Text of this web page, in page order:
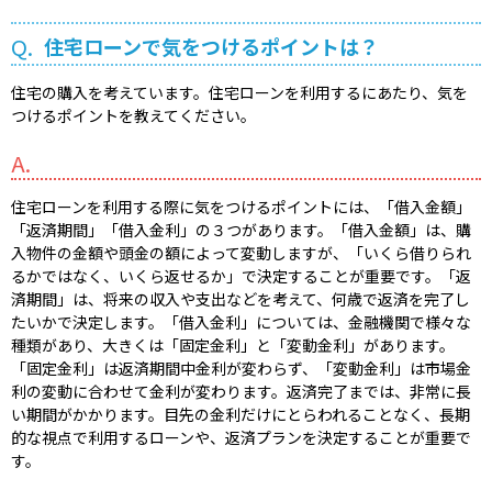
ー
ド
索
Q. 住宅ローンで気をつけるポイントは？
住宅の購入を考えています。住宅ローンを利用するにあたり、気を
つけるポイントを教えてください。
A.
住宅ローンを利用する際に気をつけるポイントには、「借入金額」
「返済期間」「借入金利」の３つがあります。「借入金額」は、購
入物件の金額や頭金の額によって変動しますが、「いくら借りられ
るかではなく、いくら返せるか」で決定することが重要です。「返
済期間」は、将来の収入や支出などを考えて、何歳で返済を完了し
たいかで決定します。「借入金利」については、金融機関で様々な
種類があり、大きくは「固定金利」と「変動金利」があります。
「固定金利」は返済期間中金利が変わらず、「変動金利」は市場金
利の変動に合わせて金利が変わります。返済完了までは、非常に長
い期間がかかります。目先の金利だけにとらわれることなく、長期
的な視点で利用するローンや、返済プランを決定することが重要で
す。